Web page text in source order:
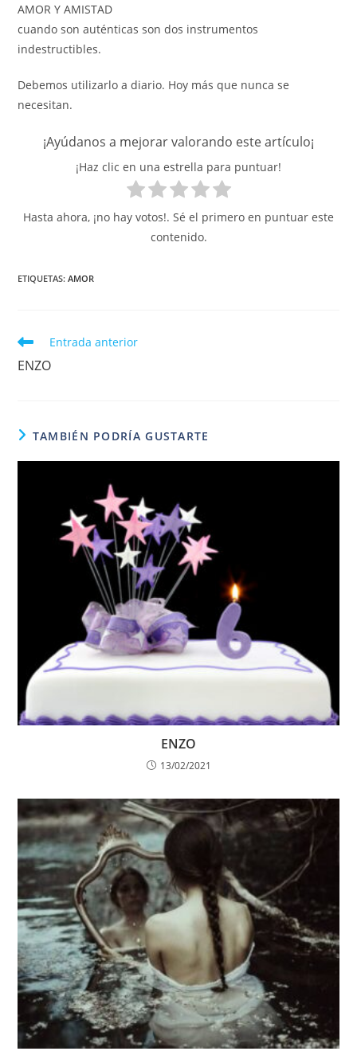
AMOR Y AMISTAD
cuando son auténticas son dos instrumentos
indestructibles.
Debemos utilizarlo a diario. Hoy más que nunca se
necesitan.
¡Ayúdanos a mejorar valorando este artículo¡
¡Haz clic en una estrella para puntuar!
Hasta ahora, ¡no hay votos!. Sé el primero en puntuar este
contenido.
ETIQUETAS:AMOR
Leer
artículos
Entrada anterior
ENZO
TAMBIÉN PODRÍA GUSTARTE
ENZO
13/02/2021